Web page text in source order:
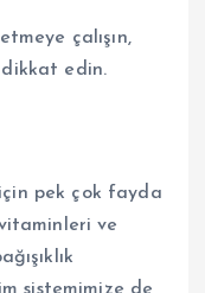
çalışın,
dikkat edin.
için pek çok fayda
ve